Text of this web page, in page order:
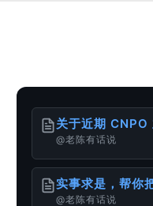
关于近期 CNPO
@老陈有话说
实事求是，帮你
@老陈有话说